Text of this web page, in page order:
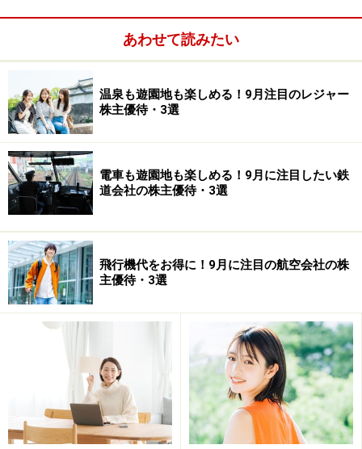
私は今でこそ調子がよくなりましたが、1990年のバブル
崩壊で大損し、2008～2009年にかけてのリーマンショッ
クでも大損しています。将棋関係で稼いだお金も、リー
マンショックの時にはほとんどが損失となってしまいま
した。投資人生トータルで見ればプラスにはなっていま
すが、本当に手痛い経験をしてきたんです。
ただ、リーマンショックで貧乏になったおかげで、必死
に株主優待で暮らすようになり、それで有名になって講
演などの仕事が増えたというけがの功名もありました。
【関連動画】桐谷さんが出演する動画はこちら！ 併せて
ご覧ください。
あわせて読みたい
温泉も遊園地も楽しめる！9月注目のレジャー
株主優待・3選
電車も遊園地も楽しめる！9月に注目したい鉄
道会社の株主優待・3選
飛行機代をお得に！9月に注目の航空会社の株
主優待・3選